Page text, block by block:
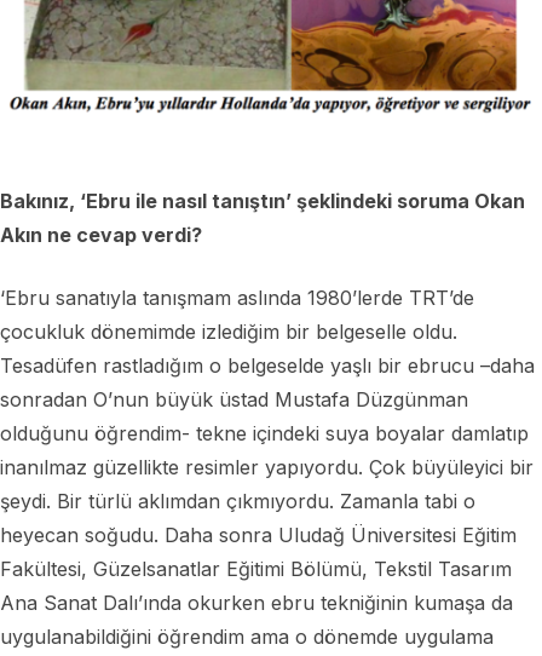
Bakınız, ‘Ebru ile nasıl tanıştın’ şeklindeki soruma Okan
Akın ne cevap verdi?
‘Ebru sanatıyla tanışmam aslında 1980’lerde TRT’de
çocukluk dönemimde izlediğim bir belgeselle oldu.
Tesadüfen rastladığım o belgeselde yaşlı bir ebrucu –daha
sonradan O’nun büyük üstad Mustafa Düzgünman
olduğunu öğrendim- tekne içindeki suya boyalar damlatıp
inanılmaz güzellikte resimler yapıyordu. Çok büyüleyici bir
şeydi. Bir türlü aklımdan çıkmıyordu. Zamanla tabi o
heyecan soğudu. Daha sonra Uludağ Üniversitesi Eğitim
Fakültesi, Güzelsanatlar Eğitimi Bölümü, Tekstil Tasarım
Ana Sanat Dalı’ında okurken ebru tekniğinin kumaşa da
uygulanabildiğini öğrendim ama o dönemde uygulama